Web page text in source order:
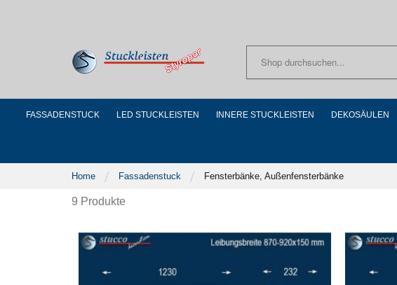
FASSADENSTUCK LED STUCKLEISTEN INNERE STUCKLEISTEN DEKOSÄULEN
Home Fassadenstuck Fensterbänke, Außenfensterbänke
9 Produkte